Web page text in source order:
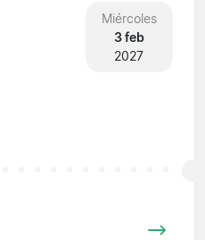
Miércoles
3 feb
2027